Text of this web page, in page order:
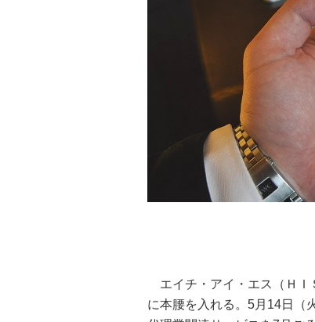
エイチ・アイ・エス（ＨＩ
に本腰を入れる。5月14日（